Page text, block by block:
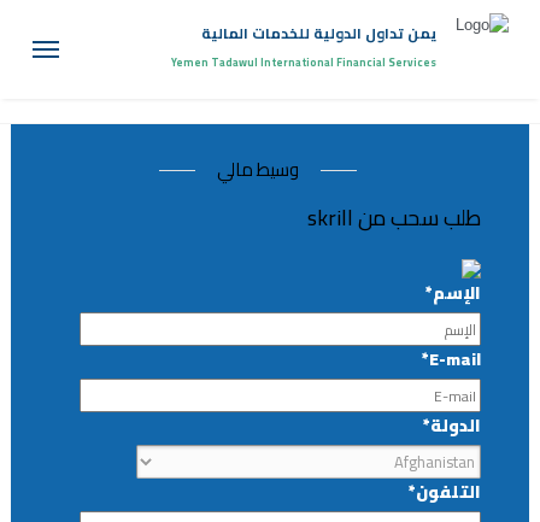
يمن تداول الدولية للخدمات المالية
Yemen Tadawul International Financial Services
وسيط مالي
طلب سحب من skrill
الإسم*
E-mail*
الدولة*
التلفون*